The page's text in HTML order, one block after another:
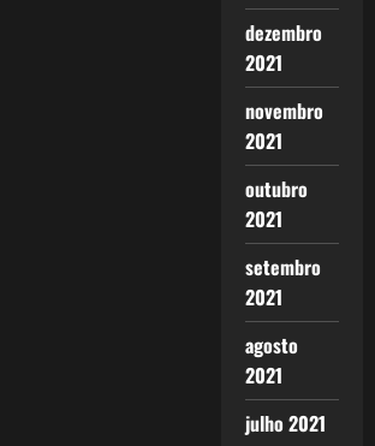
dezembro
2021
novembro
2021
outubro
2021
setembro
2021
agosto
2021
julho 2021